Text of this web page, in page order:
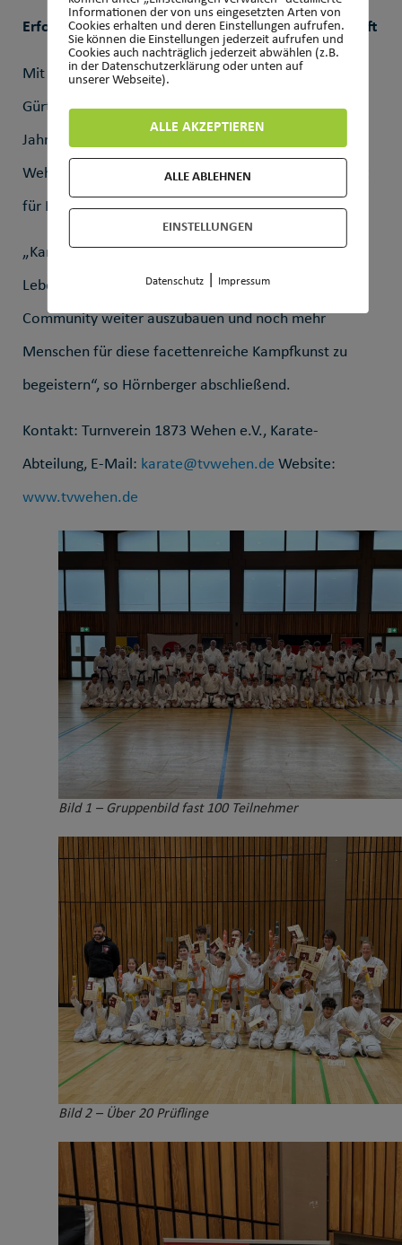
Erfolgreicher Start in eine vielversprechende Zukunft
Mit rund 100 aktiven Karateka, den erfolgreichen
Gürtelprüfungen und den großen Veranstaltungen im
Jahresverlauf ist das Shotokan Karate Dojo des TV
Wehen auf dem besten Weg, ein wichtiger Stützpunkt
für Karate in der Region zu werden.
„Karate ist mehr als ein Sport – es ist eine
Lebensphilosophie. Wir freuen uns darauf, unsere
Community weiter auszubauen und noch mehr
Menschen für diese facettenreiche Kampfkunst zu
begeistern“, so Hörnberger abschließend.
Kontakt: Turnverein 1873 Wehen e.V., Karate-
Abteilung, E-Mail: karate@tvwehen.de Website:
www.tvwehen.de
Bild 1 – Gruppenbild fast 100 Teilnehmer
Bild 2 – Über 20 Prüflinge
Informationen der von uns eingesetzten Arten von
Cookies erhalten und deren Einstellungen aufrufen.
Sie können die Einstellungen jederzeit aufrufen und
Cookies auch nachträglich jederzeit abwählen (z.B.
in der Datenschutzerklärung oder unten auf
unserer Webseite).
ALLE AKZEPTIEREN
ALLE ABLEHNEN
EINSTELLUNGEN
Datenschutz| Impressum